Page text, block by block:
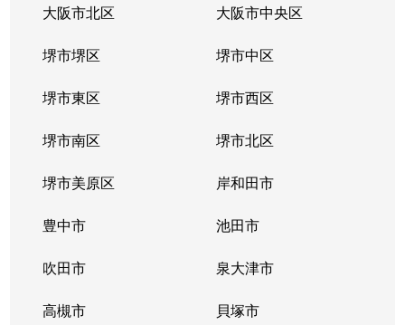
大阪市北区 大阪市中央区
堺市堺区 堺市中区
堺市東区 堺市西区
堺市南区 堺市北区
堺市美原区 岸和田市
豊中市 池田市
吹田市 泉大津市
高槻市 貝塚市